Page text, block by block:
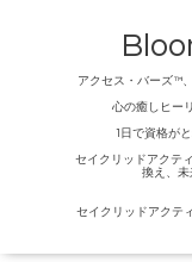
アクセス・バーズ™
心の癒しヒー
1日で資格が
セイクリッドアクテ
換え、未
セイクリッドアクテ